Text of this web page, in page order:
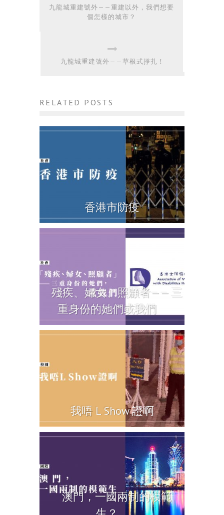
九龍城重建號外——重建以外，我們想要
個怎樣的城市？
九龍城重建號外——草根式掙扎！
RELATED POSTS
香港市防疫
殘疾、婦女、照顧者—— 三
重身份的她們或我們
我唔 L Show 證啊
澳門，一國兩制的模範